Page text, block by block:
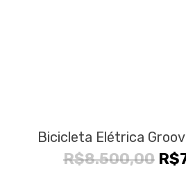
Bicicleta Elétrica
R$8.500,00 O
R$